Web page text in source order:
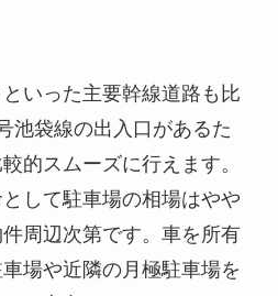
いった主要幹線道路も比
池袋線の出入口があるた
的スムーズに行えます。
して駐車場の相場はやや
周辺次第です。車を所有
場や近隣の月極駐車場を